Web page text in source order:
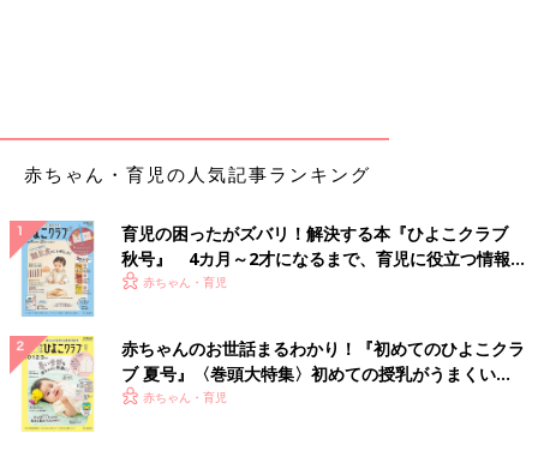
赤ちゃん・育児の人気記事ランキング
育児の困ったがズバリ！解決する本『ひよこクラブ
秋号』 4カ月～2才になるまで、育児に役立つ情報が
いっぱい！
赤ちゃん・育児
赤ちゃんのお世話まるわかり！『初めてのひよこクラ
ブ 夏号』〈巻頭大特集〉初めての授乳がうまくい
く！ おっぱい・ミルクの基本と夏のトラブル 解決テ
赤ちゃん・育児